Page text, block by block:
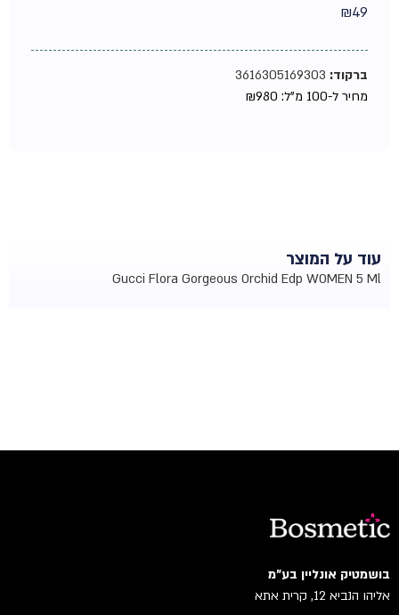
₪49
ברקוד:3616305169303
מחיר ל-100 מ"ל:
₪980
עוד על המוצר
Gucci Flora Gorgeous Orchid Edp WOMEN 5 Ml
בושמטיק אונליין בע"מ
אליהו הנביא 12, קרית אתא